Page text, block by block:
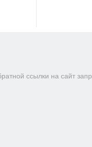
ссылки на сайт